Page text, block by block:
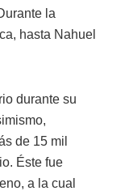
la
hasta Nahuel
durante su
de 15 mil
Éste fue
a la cual